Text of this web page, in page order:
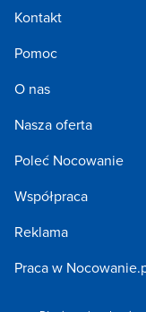
Kontakt
Pomoc
O nas
Nasza oferta
Poleć Nocowanie
Współpraca
Reklama
Praca w